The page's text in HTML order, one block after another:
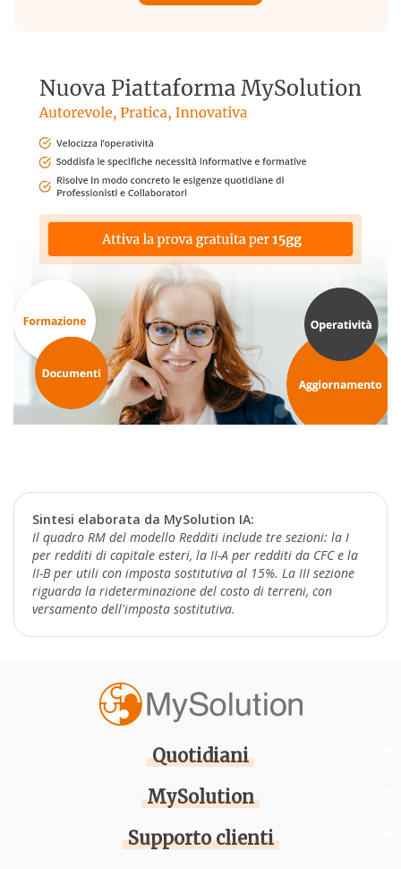
Sintesi elaborata da MySolution IA:
Il quadro RM del modello Redditi include tre sezioni: la I
per redditi di capitale esteri, la II-A per redditi da CFC e la
II-B per utili con imposta sostitutiva al 15%. La III sezione
riguarda la rideterminazione del costo di terreni, con
versamento dell'imposta sostitutiva.
Quotidiani
MySolution
Supporto clienti